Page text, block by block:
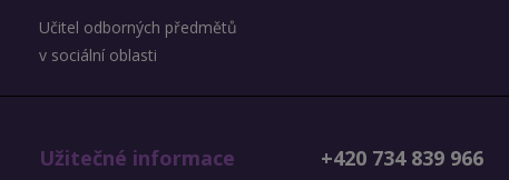
Učitel odborných předmětů
v sociální oblasti
Užitečné informace
+420 734 839 966